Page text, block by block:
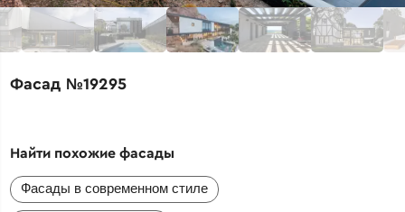
Фасад №19295
Найти похожие фасады
Фасады в современном стиле